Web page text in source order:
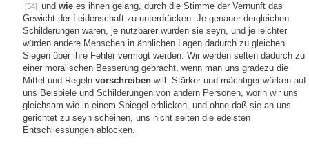
[54] und wie es ihnen gelang, durch die Stimme der Vernunft das
Gewicht der Leidenschaft zu unterdrücken. Je genauer dergleichen
Schilderungen wären, je nutzbarer würden sie seyn, und je leichter
würden andere Menschen in ähnlichen Lagen dadurch zu gleichen
Siegen über ihre Fehler vermogt werden. Wir werden selten dadurch zu
einer moralischen Besserung gebracht, wenn man uns gradezu die
Mittel und Regeln vorschreiben will. Stärker und mächtiger würken auf
uns Beispiele und Schilderungen von andern Personen, worin wir uns
gleichsam wie in einem Spiegel erblicken, und ohne daß sie an uns
gerichtet zu seyn scheinen, uns nicht selten die edelsten
Entschliessungen ablocken.